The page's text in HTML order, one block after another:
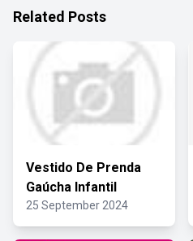
Related Posts
Vestido De Prenda
Gaúcha Infantil
25 September 2024